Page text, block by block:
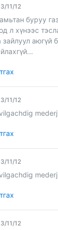
11/12
буруу
л хүнээс
аюгүй
11/12
11/12
11/12